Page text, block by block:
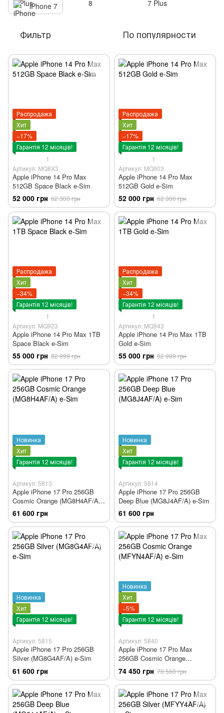
iPhone 7
Фильтр По популярности
Распродажа
Хит
−17%
Гарантія 12 місяців!
1
Артикул: MQ8X3
Apple iPhone 14 Pro Max
512GB Space Black e-Sim
52 000 грн 62 300 грн
Распродажа
Хит
−17%
Гарантія 12 місяців!
1
Артикул: MQ903
Apple iPhone 14 Pro Max
512GB Gold e-Sim
52 000 грн 62 300 грн
Распродажа
Хит
−34%
Гарантія 12 місяців!
1
Артикул: MQ923
Apple iPhone 14 Pro Max 1TB
Space Black e-Sim
55 000 грн 82 999 грн
Распродажа
Хит
−34%
Гарантія 12 місяців!
1
Артикул: MQ943
Apple iPhone 14 Pro Max 1TB
Gold e-Sim
55 000 грн 82 999 грн
Новинка
Хит
Гарантія 12 місяців!
Артикул: 5813
Apple iPhone 17 Pro 256GB
Cosmic Orange (MG8H4AF/A)
e-Sim
61 600 грн
Новинка
Хит
Гарантія 12 місяців!
Артикул: 5814
Apple iPhone 17 Pro 256GB
Deep Blue (MG8J4AF/A) e-Sim
61 600 грн
Новинка
Хит
Гарантія 12 місяців!
Артикул: 5815
Apple iPhone 17 Pro 256GB
Silver (MG8G4AF/A) e-Sim
61 600 грн
Новинка
Хит
−5%
Гарантія 12 місяців!
Артикул: 5840
Apple iPhone 17 Pro Max
256GB Cosmic Orange
(MFYN4AF/A) e-Sim
74 450 грн 78 560 грн